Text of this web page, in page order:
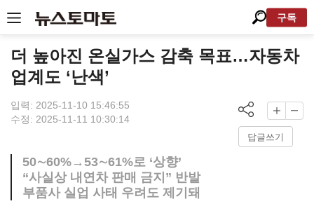
구독
더 높아진 온실가스 감축 목표…자동차
업계도 ‘난색’
입력: 2025-11-10 15:46:55
수정: 2025-11-11 10:30:14
답글쓰기
50∼60%→53∼61%로 ‘상향’
“사실상 내연차 판매 금지” 반발
부품사 실업 사태 우려도 제기돼